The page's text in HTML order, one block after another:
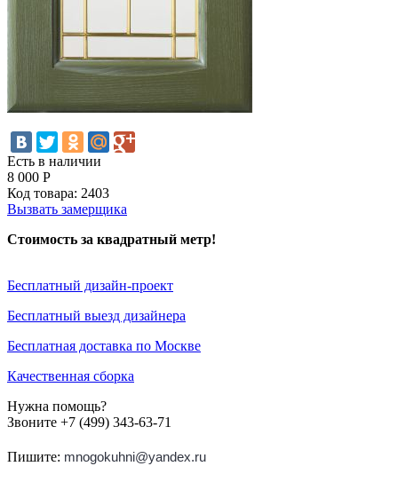
Есть в наличии
8 000 Р
Код товара: 2403
Вызвать замерщика
Стоимость за квадратный метр!
Бесплатный дизайн-проект
Бесплатный выезд дизайнера
Бесплатная доставка по Москве
Качественная сборка
Нужна помощь?
Звоните +7 (499) 343-63-71
Пишите: mnogokuhni@yandex.ru